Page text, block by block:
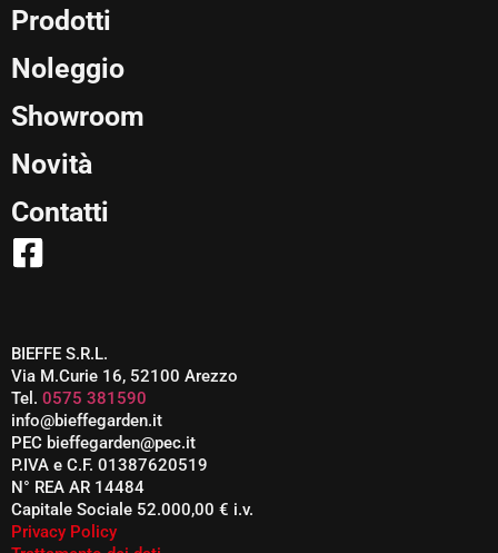
Prodotti
Noleggio
Showroom
Novità
Contatti
BIEFFE S.R.L.
Via M.Curie 16, 52100 Arezzo
Tel. 0575 381590
info@bieffegarden.it
PEC bieffegarden@pec.it
P.IVA e C.F. 01387620519
N° REA AR 14484
Capitale Sociale 52.000,00 € i.v.
Privacy Policy